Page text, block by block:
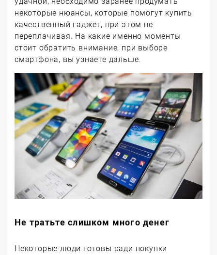
некоторые нюансы, которые помогут купить
качественный гаджет, при этом не
переплачивая. На какие именно моменты
стоит обратить внимание, при выборе
смартфона, вы узнаете дальше.
Не тратьте слишком много денег
Некоторые люди готовы ради покупки